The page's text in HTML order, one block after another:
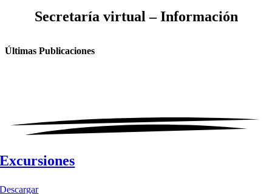
Secretaría virtual – Información
Últimas Publicaciones
Excursiones
Descargar